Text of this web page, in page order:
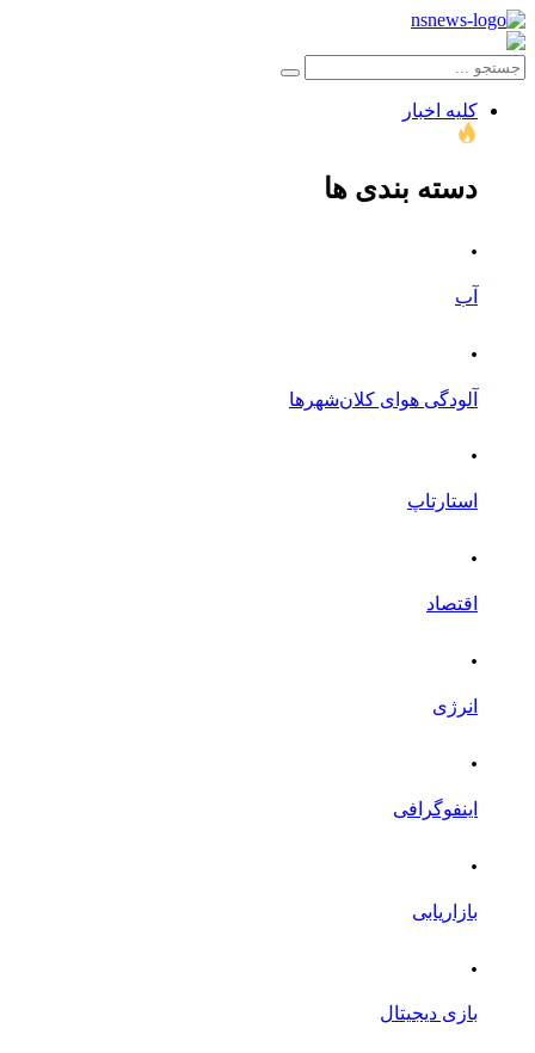
کلیه اخبار
دسته بندی ها
.
آب
.
آلودگی هوای کلان‌شهرها
.
استارتاپ
.
اقتصاد
.
انرژی
.
اینفوگرافی
.
بازاریابی
.
بازی دیجیتال